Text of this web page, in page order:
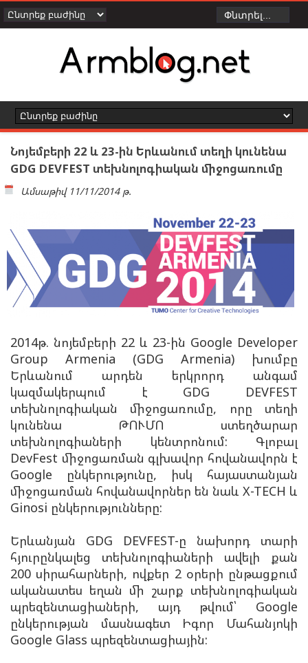
Նոյեմբերի 22 և 23-ին Երևանում տեղի կունենա
GDG DEVFEST տեխնոլոգիական միջոցառումը
Ամսաթիվ 11/11/2014 թ.
2014թ. նոյեմբերի 22 և 23-ին Google Developer
Group Armenia (GDG Armenia) խումբը
Երևանում արդեն երկրորդ անգամ
կազմակերպում է GDG DEVFEST
տեխնոլոգիական միջոցառումը, որը տեղի
կունենա ԹՈՒՄՈ ստեղծարար
տեխնոլոգիաների կենտրոնում: Գլոբալ
DevFest միջոցառման գլխավոր հովանավորն է
Google ընկերությունը, իսկ հայաստանյան
միջոցառման հովանավորներ են նաև X-TECH և
Ginosi ընկերությունները:
Երևանյան GDG DEVFEST-ը նախորդ տարի
հյուրընկալեց տեխնոլոգիաների ավելի քան
200 սիրահարների, ովքեր 2 օրերի ընթացքում
ականատես եղան մի շարք տեխնոլոգիական
պրեզենտացիաների, այդ թվում՝ Google
ընկերության մասնագետ Իգոր Մահանյոկի
Google Glass պրեզենտացիային: